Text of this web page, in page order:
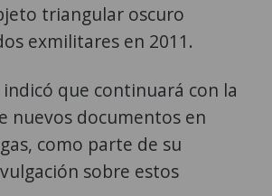
triangular oscuro
exmilitares en 2011.
que continuará con la
nuevos documentos en
como parte de su
sobre estos